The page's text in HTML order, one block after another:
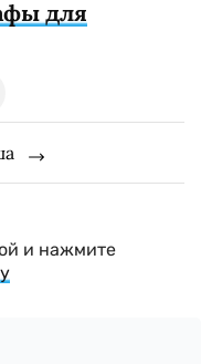
для
и нажмите